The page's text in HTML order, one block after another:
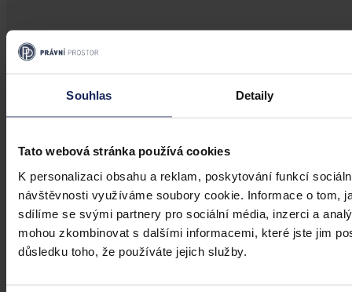
Souhlas Detaily
Tato webová stránka používá cookies
K personalizaci obsahu a reklam, poskytování funkcí
návštěvnosti využíváme soubory cookie. Informace o tom,
sdílíme se svými partnery pro sociální média, inzerci a
mohou zkombinovat s dalšími informacemi, které jste jim
důsledku toho, že používáte jejich služby.
Články
zpoždění, firmám bez jasného systému
přesto hrozí pokuty i doplacení mezd
Česko má podle Eurostatu jeden z nejvyšších rozdílů v odměňování
pravidla pro transparentní odměňování, jejichž cílem je narovnat
informační asymetrii na pracovním trhu a dlouhodobě tak přispět i
ke zmenšení rozdílu ve mzdách mužů a žen, však nabrala v České
republice zpoždění.4. srpna 2026, 07:18